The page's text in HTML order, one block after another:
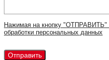
Нажимая на кнопку "ОТПРАВИТЬ"
обработки персональных данных